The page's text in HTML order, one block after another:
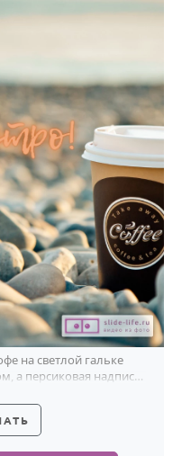
на светлой гальке
а персиковая надпись